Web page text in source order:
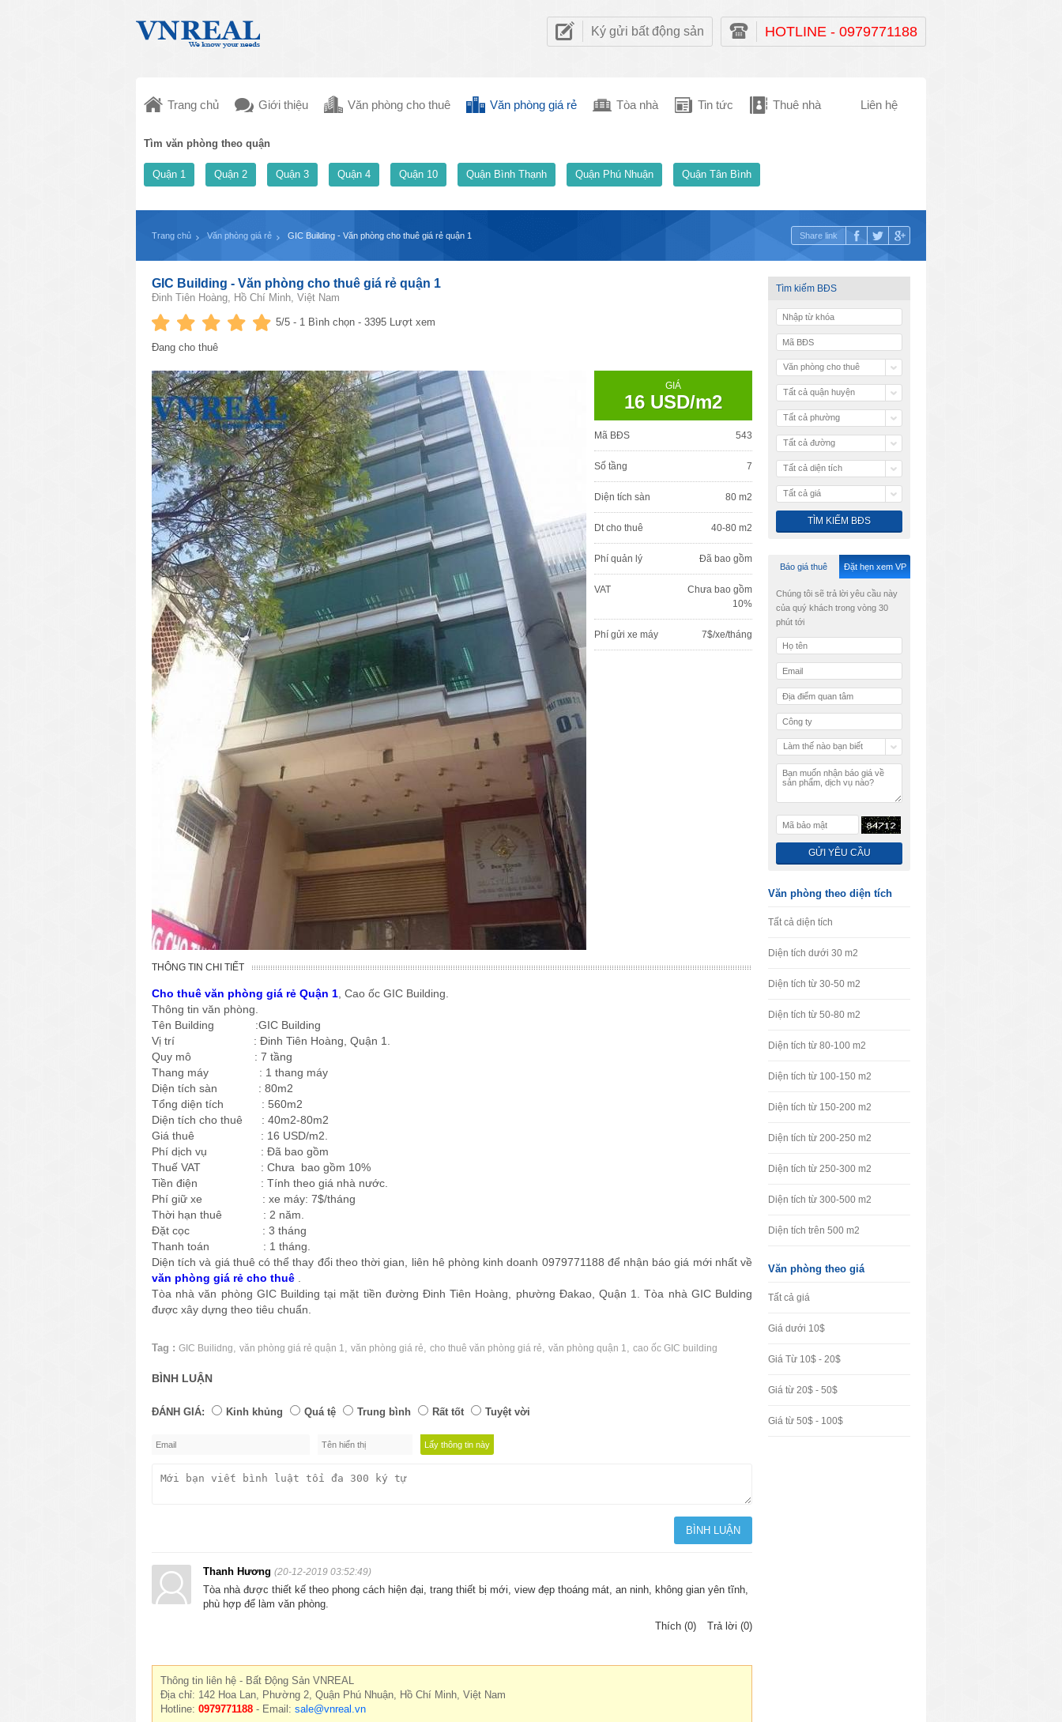
Ký gửi bất động sản HOTLINE - 0979771188
Trang chủ Giới thiệu Văn phòng cho thuê Văn phòng giá rẻ Tòa nhà Tin tức Thuê nhà Liên hệ
Tìm văn phòng theo quận
Quận 1 Quận 2 Quận 3 Quận 4 Quận 10 Quận Bình Thạnh Quận Phú Nhuận Quận Tân Bình
Trang chủ Văn phòng giá rẻ GIC Building - Văn phòng cho thuê giá rẻ quận 1 Share link
GIC Building - Văn phòng cho thuê giá rẻ quận 1
Đinh Tiên Hoàng, Hồ Chí Minh, Việt Nam
5/5 - 1 Bình chọn - 3395 Lượt xem
Đang cho thuê
GIÁ
16 USD/m2
Mã BĐS 543
Số tầng 7
Diện tích sàn 80 m2
Dt cho thuê 40-80 m2
Phí quản lý Đã bao gồm
VAT
Chưa bao gồm
10%
Phí gửi xe máy 7$/xe/tháng
THÔNG TIN CHI TIẾT
Cho thuê văn phòng giá rẻ Quận 1 , Cao ốc GIC Building.
Thông tin văn phòng.
Tên Building :GIC Building
Vị trí : Đinh Tiên Hoàng, Quận 1.
Quy mô : 7 tầng
Thang máy : 1 thang máy
Diện tích sàn : 80m2
Tổng diện tích : 560m2
Diện tích cho thuê : 40m2-80m2
Giá thuê : 16 USD/m2.
Phí dịch vụ : Đã bao gồm
Thuế VAT : Chưa bao gồm 10%
Tiền điện : Tính theo giá nhà nước.
Phí giữ xe : xe máy: 7$/tháng
Thời hạn thuê : 2 năm.
Đặt cọc : 3 tháng
Thanh toán : 1 tháng.
Diện tích và giá thuê có thể thay đổi theo thời gian, liên hê phòng kinh doanh 0979771188 để nhận báo giá mới nhất về
văn phòng giá rẻ cho thuê
Tòa nhà văn phòng GIC Building tại mặt tiền đường Đinh Tiên Hoàng, phường Đakao, Quận 1. Tòa nhà GIC Bulding
được xây dựng theo tiêu chuẩn.
Tag : GIC Builidng văn phòng giá rẻ quận 1 văn phòng giá rẻ cho thuê văn phòng giá rẻ văn phòng quận 1 cao ốc GIC building
BÌNH LUẬN
ĐÁNH GIÁ: Kinh khủng Quá tệ Trung bình Rất tốt Tuyệt vời
Thanh Hương (20-12-2019 03:52:49)
Tòa nhà được thiết kế theo phong cách hiện đại, trang thiết bị mới, view đẹp thoáng mát, an ninh, không gian yên tĩnh,
phù hợp để làm văn phòng.
Thích (0)
Trả lời (0)
Thông tin liên hệ - Bất Động Sản VNREAL
Địa chỉ: 142 Hoa Lan, Phường 2, Quận Phú Nhuận, Hồ Chí Minh, Việt Nam
Hotline: 0979771188 - Email: sale@vnreal.vn
Tìm kiếm BĐS
Văn phòng cho thuê
Tất cả quận huyện
Tất cả phường
Tất cả đường
Tất cả diện tích
Tất cả giá
Báo giá thuê Đặt hẹn xem VP
Chúng tôi sẽ trả lời yêu cầu này
của quý khách trong vòng 30
phút tới
Làm thế nào bạn biết
Văn phòng theo diện tích
Tất cả diện tích
Diện tích dưới 30 m2
Diện tích từ 30-50 m2
Diện tích từ 50-80 m2
Diện tích từ 80-100 m2
Diện tích từ 100-150 m2
Diện tích từ 150-200 m2
Diện tích từ 200-250 m2
Diện tích từ 250-300 m2
Diện tích từ 300-500 m2
Diện tích trên 500 m2
Văn phòng theo giá
Tất cả giá
Giá dưới 10$
Giá Từ 10$ - 20$
Giá từ 20$ - 50$
Giá từ 50$ - 100$